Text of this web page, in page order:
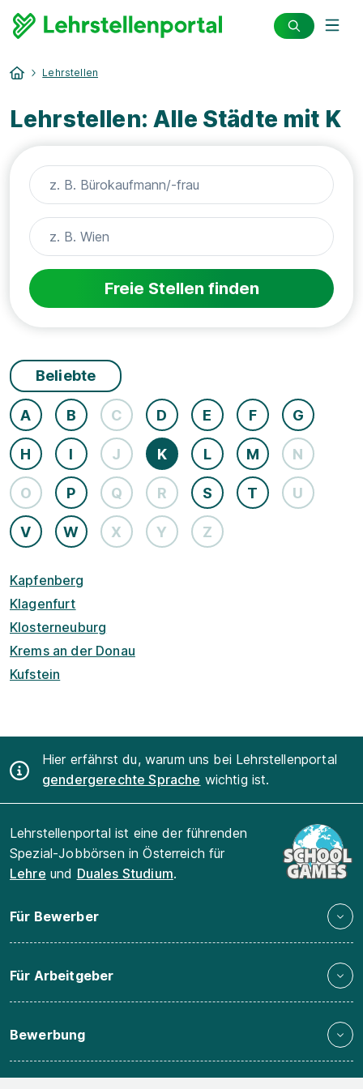
Lehrstellen
Lehrstellen: Alle Städte mit K
Freie Stellen finden
Beliebte
A B C D E F G
H I J K L M N
O P Q R S T U
V W X Y Z
Kapfenberg
Klagenfurt
Klosterneuburg
Krems an der Donau
Kufstein
Hier erfährst du, warum uns bei Lehrstellenportal
gendergerechte Sprache wichtig ist.
Lehrstellenportal ist eine der führenden
Spezial-Jobbörsen in Österreich für
Lehre und Duales Studium.
Für Bewerber
Für Arbeitgeber
Bewerbung